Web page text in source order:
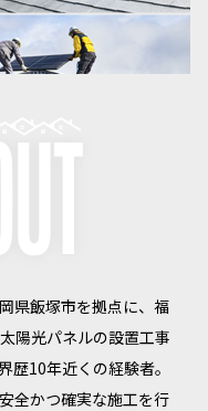
県飯塚市を拠点に、福
陽光パネルの設置工事
歴10年近くの経験者。
全かつ確実な施工を行